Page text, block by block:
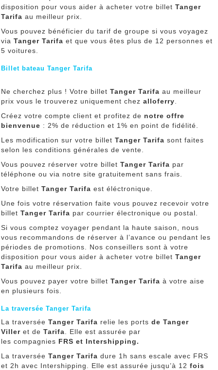
disposition pour vous aider à acheter votre billet Tanger
Tarifa au meilleur prix.
Vous pouvez bénéficier du tarif de groupe si vous voyagez
via Tanger Tarifa et que vous êtes plus de 12 personnes et
5 voitures.
Billet bateau Tanger Tarifa
Ne cherchez plus ! Votre billet Tanger Tarifa au meilleur
prix vous le trouverez uniquement chez alloferry
Créez votre compte client et profitez de notre offre
bienvenue : 2% de réduction et 1% en point de fidélité.
Les modification sur votre billet Tanger Tarifa sont faites
selon les conditions générales de vente.
Vous pouvez réserver votre billet Tanger Tarifa par
téléphone ou via notre site gratuitement sans frais.
Votre billet Tanger Tarifa est éléctronique.
Une fois votre réservation faite vous pouvez recevoir votre
billet Tanger Tarifa par courrier électronique ou postal.
Si vous comptez voyager pendant la haute saison, nous
vous recommandons de réserver à l’avance ou pendant les
périodes de promotions. Nos conseillers sont à votre
disposition pour vous aider à acheter votre billet Tanger
Tarifa au meilleur prix.
Vous pouvez payer votre billet Tanger Tarifa à votre aise
en plusieurs fois.
La traversée Tanger Tarifa
La traversée Tanger Tarifa relie les ports de Tanger
Viller et de Tarifa . Elle est assurée par
les compagnies FRS et Intershipping.
La traversée Tanger Tarifa dure 1h sans escale avec FRS
et 2h avec Intershipping. Elle est assurée jusqu’à 12 fois